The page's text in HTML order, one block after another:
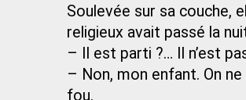
Soulevée sur sa couche,
religieux avait passé la
– Il est parti ?… Il n’est
– Non, mon enfant. On
fou.